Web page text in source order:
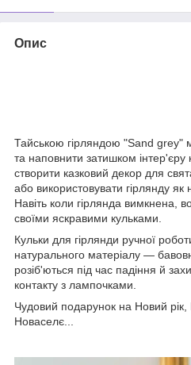
Опис
Тайською гірляндою "Sand grey"
та наповнити затишком інтер'єру
створити казковий декор для
або використовувати гірлянду як
Навіть коли гірлянда вимкнена,
своїми яскравими кульками.
Кульки для гірлянди ручної
натурального матеріалу —
розіб'ються під час падіння й
контакту з лампочками.
Чудовий подарунок на Новий
Новаселє...